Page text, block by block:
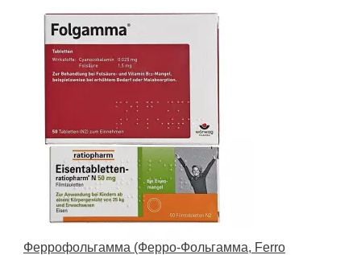
Феррофольгамма (Ферро-Фольгамма, Ferro